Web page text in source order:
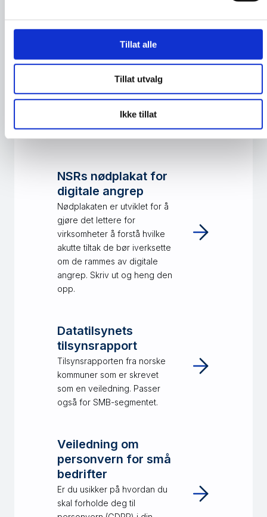
Tillat alle
Tillat utvalg
Ikke tillat
NorSIS sitt nye kurs i digitale
verdier, konsekvenser om de
går tapt, og hvordan beskytte
NSMs kurssenter
NSRs nødplakat for
digitale angrep
Nødplakaten er utviklet for å
gjøre det lettere for
virksomheter å forstå hvilke
akutte tiltak de bør iverksette
om de rammes av digitale
angrep. Skriv ut og heng den
opp.
Datatilsynets
tilsynsrapport
Tilsynsrapporten fra norske
kommuner som er skrevet
som en veiledning. Passer
også for SMB-segmentet.
Veiledning om
personvern for små
bedrifter
Er du usikker på hvordan du
skal forholde deg til